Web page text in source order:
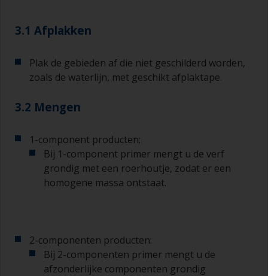
3.1 Afplakken
Plak de gebieden af die niet geschilderd worden,
zoals de waterlijn, met geschikt afplaktape.
3.2 Mengen
1-component producten:
Bij 1-component primer mengt u de verf
grondig met een roerhoutje, zodat er een
homogene massa ontstaat.
2-componenten producten:
Bij 2-componenten primer mengt u de
afzonderlijke componenten grondig